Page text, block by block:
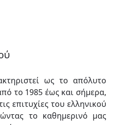
ως το απόλυτο
το 1985 έως και σήμερα,
επιτυχίες του ελληνικού
το καθημερινό μας